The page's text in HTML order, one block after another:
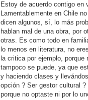
Estoy de acuerdo contigo en
Lamentablemente en Chile
dicen algunos, sí, lo más
hablan mal de una obra, por
otras. Es como todo en
lo menos en literatura, no
la critica por ejemplo,
tampoco se puede, ya que
y haciendo clases y
opción ? Ser gestor cultural
porque no optaste ni por lo